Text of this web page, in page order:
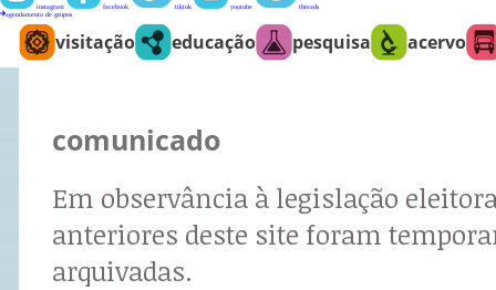
instagram facebook tiktok youtube
threads
agendamento de grupos
visitação educação pesquisa acervo
comunicado
Em observância à legislação
anteriores deste site foram
arquivadas.